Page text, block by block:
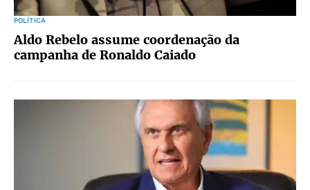
POLÍTICA
Aldo Rebelo assume coordenação da
campanha de Ronaldo Caiado